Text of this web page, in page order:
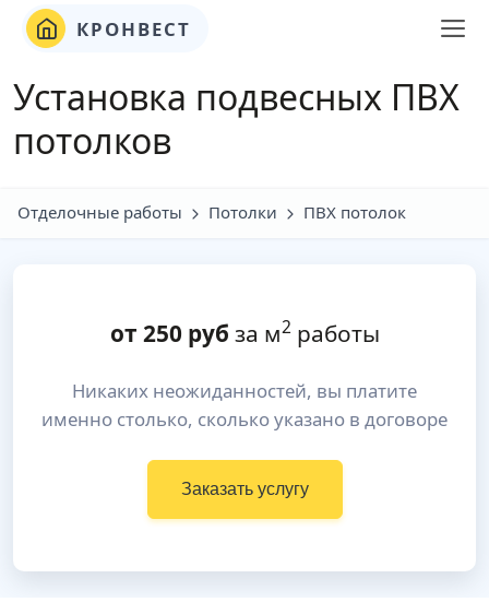
КРОНВЕСТ
Установка подвесных ПВХ
потолков
Отделочные работы Потолки ПВХ потолок
от 250руб за м2работы
Никаких неожиданностей, вы платите
именно столько, сколько указано в договоре
Заказать услугу